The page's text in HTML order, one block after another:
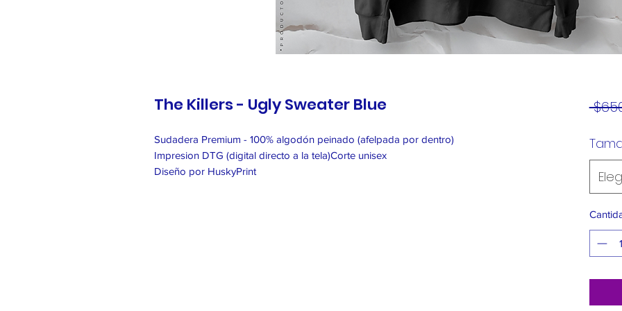
The Killers - Ugly Sweater Blue
Sudadera Premium - 100% algodón peinado (afelpada por dentro)
Impresion DTG (digital directo a la tela)Corte unisex
Diseño por HuskyPrint